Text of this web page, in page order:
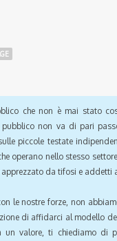
che non è mai stato
non va di pari
piccole testate
operano nello stesso
da tifosi e addetti
le nostre forze, non
di affidarci al modello
valore, ti chiediamo di